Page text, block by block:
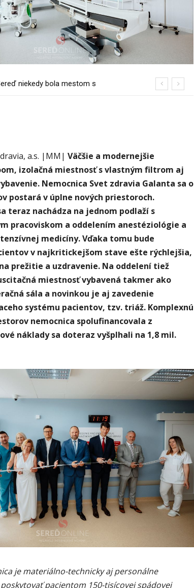
niekedy bola mestom s
venčení na Jesenského ulici mal
a.s. |MM| Väčšie a modernejšie
izolačná miestnosť s vlastným filtrom aj
Nemocnica Svet zdravia Galanta sa o
postará v úplne nových priestoroch.
teraz nachádza na jednom podlaží s
pracoviskom a oddelením anestéziológie a
medicíny. Vďaka tomu bude
v najkritickejšom stave ešte rýchlejšia,
prežitie a uzdravenie. Na oddelení tiež
miestnosť vybavená takmer ako
sála a novinkou je aj zavedenie
systému pacientov, tzv. triáž. Komplexnú
nemocnica spolufinancovala z
náklady sa doteraz vyšplhali na 1,8 mil.
je materiálno-technicky aj personálne
pacientom 150-tisícovej spádovej